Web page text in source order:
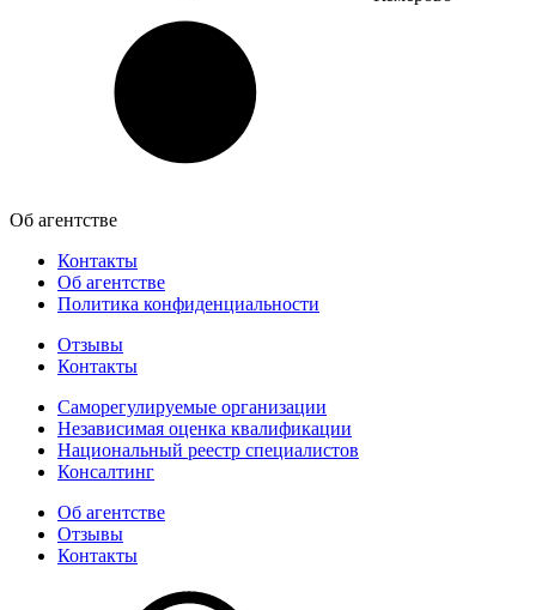
Об агентстве
Контакты
Об агентстве
Политика конфиденциальности
Отзывы
Контакты
Саморегулируемые организации
Независимая оценка квалификации
Национальный реестр специалистов
Консалтинг
Об агентстве
Отзывы
Контакты